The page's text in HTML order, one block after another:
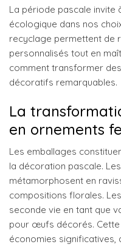
La période pascale invite
écologique dans nos
recyclage permettent de
personnalisés tout en
comment transformer
décoratifs remarquables.
La
en ornements
Les emballages
la décoration pascale.
métamorphosent en
compositions florales.
seconde vie en tant que
pour œufs décorés.
économies significatives,